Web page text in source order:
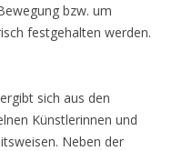
bzw. um
festgehalten werden.
sich aus den
Künstlerinnen und
Neben der